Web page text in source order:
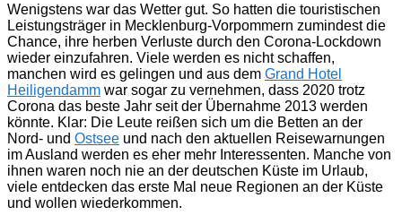
Wenigstens war das Wetter gut. So hatten die touristischen
Leistungsträger in Mecklenburg-Vorpommern zumindest die
Chance, ihre herben Verluste durch den Corona-Lockdown
wieder einzufahren. Viele werden es nicht schaffen,
manchen wird es gelingen und aus dem Grand Hotel
Heiligendamm war sogar zu vernehmen, dass 2020 trotz
Corona das beste Jahr seit der Übernahme 2013 werden
könnte. Klar: Die Leute reißen sich um die Betten an der
Nord- und Ostsee und nach den aktuellen Reisewarnungen
im Ausland werden es eher mehr Interessenten. Manche von
ihnen waren noch nie an der deutschen Küste im Urlaub,
viele entdecken das erste Mal neue Regionen an der Küste
und wollen wiederkommen.